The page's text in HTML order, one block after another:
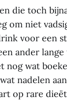
die toch
om niet
voor een
ander
nog wat
nadelen
op rare